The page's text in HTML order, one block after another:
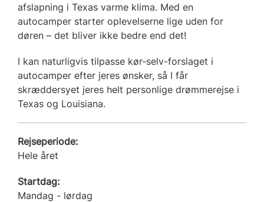
afslapning i Texas varme klima. Med en
autocamper starter oplevelserne lige uden for
døren – det bliver ikke bedre end det!
I kan naturligvis tilpasse kør-selv-forslaget i
autocamper efter jeres ønsker, så I får
skræddersyet jeres helt personlige drømmerejse i
Texas og Louisiana.
Rejseperiode:
Hele året
Startdag:
Mandag - lørdag